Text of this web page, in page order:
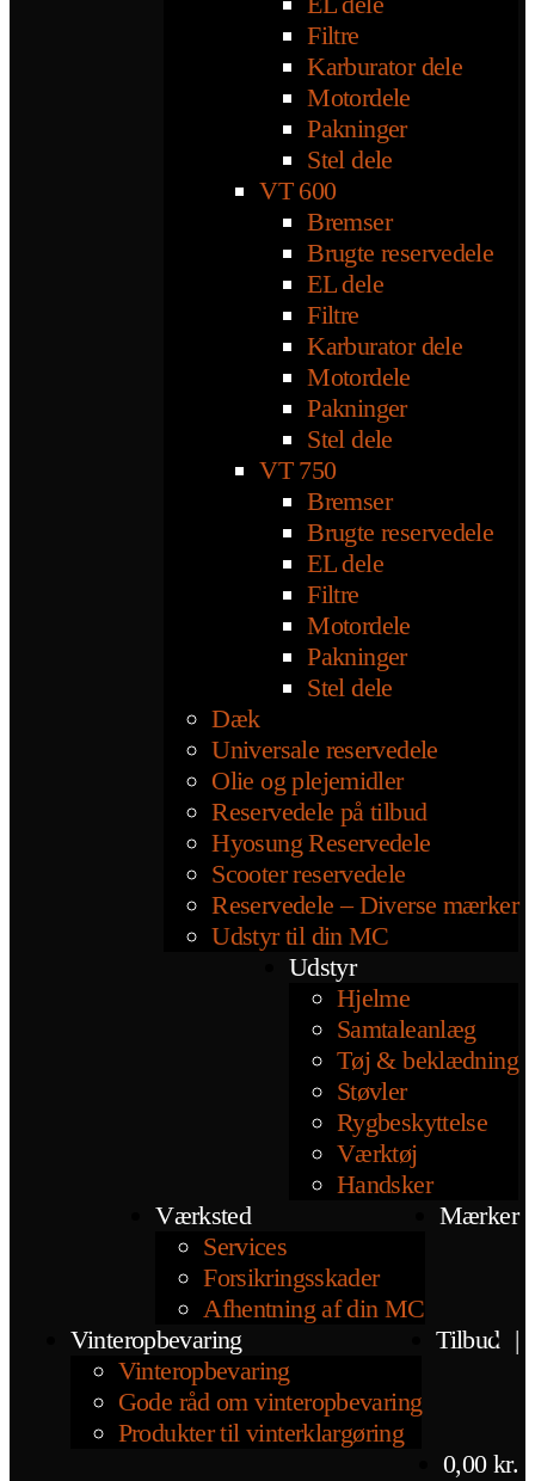
Filtre
Karburator dele
Motordele
Pakninger
Stel dele
VT 600
Bremser
Brugte reservedele
EL dele
Filtre
Karburator dele
Motordele
Pakninger
Stel dele
VT 750
Bremser
Brugte reservedele
EL dele
Filtre
Motordele
Pakninger
Stel dele
Dæk
Universale reservedele
Olie og plejemidler
Reservedele på tilbud
Hyosung Reservedele
Scooter reservedele
Reservedele – Diverse mærker
Udstyr til din MC
Udstyr
Hjelme
Samtaleanlæg
Tøj & beklædning
Støvler
Rygbeskyttelse
Værktøj
Handsker
Værksted
Services
Forsikringsskader
Afhentning af din MC
Mærker
Vinteropbevaring
Vinteropbevaring
Gode råd om vinteropbevaring
Produkter til vinterklargøring
Tilbud |
0,00 kr.